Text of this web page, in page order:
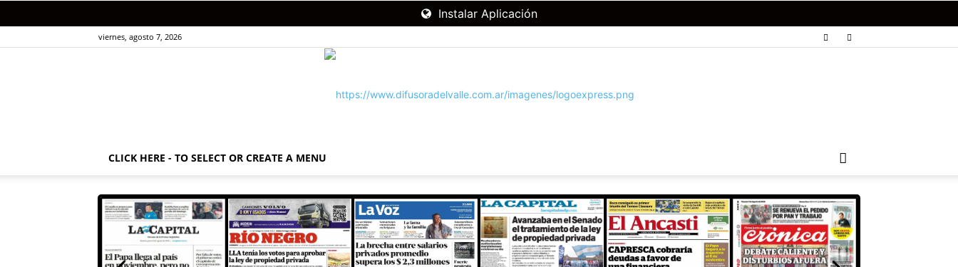
Instalar Aplicación
viernes, agosto 7, 2026
CLICK HERE - TO SELECT OR CREATE A MENU